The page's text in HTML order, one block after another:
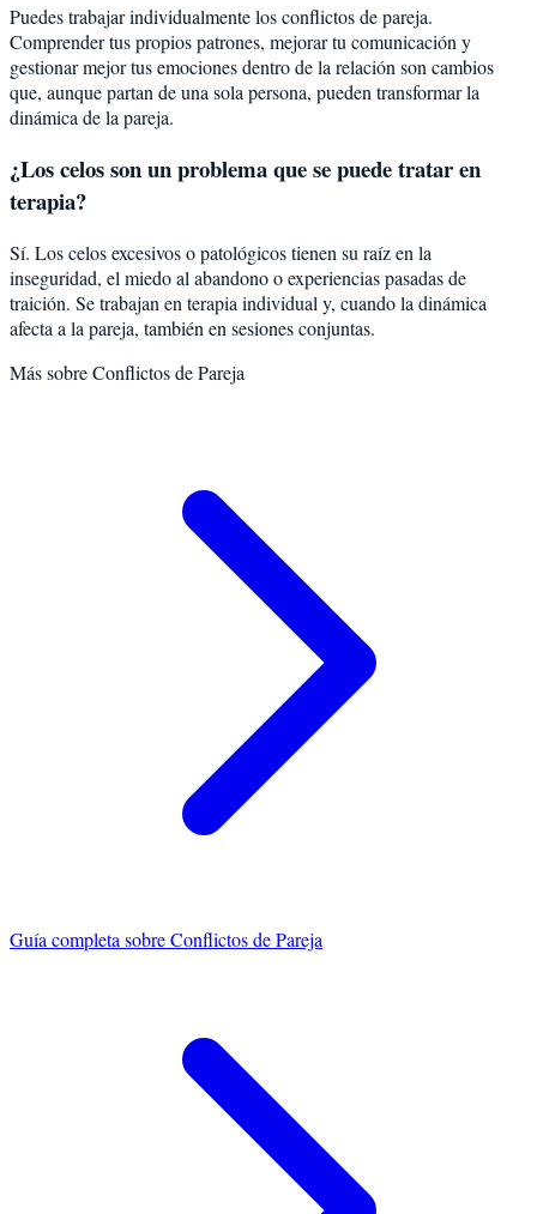
Puedes trabajar individualmente los conflictos de pareja.
Comprender tus propios patrones, mejorar tu comunicación y
gestionar mejor tus emociones dentro de la relación son cambios
que, aunque partan de una sola persona, pueden transformar la
dinámica de la pareja.
¿Los celos son un problema que se puede tratar en
terapia?
Sí. Los celos excesivos o patológicos tienen su raíz en la
inseguridad, el miedo al abandono o experiencias pasadas de
traición. Se trabajan en terapia individual y, cuando la dinámica
afecta a la pareja, también en sesiones conjuntas.
Más sobreConflictos de Pareja
Guía completa sobreConflictos de Pareja